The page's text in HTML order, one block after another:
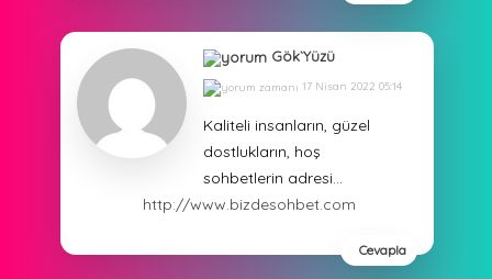
Gök`Yüzü
17 Nisan 2022 05:14
Kaliteli insanların, güzel
dostlukların, hoş
sohbetlerin adresi…
http://www.bizdesohbet.com
Cevapla